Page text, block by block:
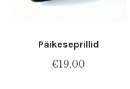
Päikeseprillid
€19,00